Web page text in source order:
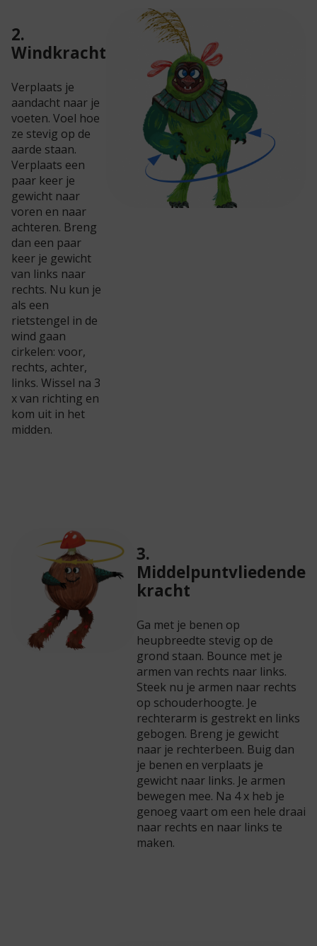
2.
Windkracht
Verplaats je
aandacht naar je
voeten. Voel hoe
ze stevig op de
aarde staan.
Verplaats een
paar keer je
gewicht naar
voren en naar
achteren. Breng
dan een paar
keer je gewicht
van links naar
rechts. Nu kun je
als een
rietstengel in de
wind gaan
cirkelen: voor,
rechts, achter,
links. Wissel na 3
x van richting en
kom uit in het
midden.
3.
Middelpuntvliedende
kracht
Ga met je benen op
heupbreedte stevig op de
grond staan. Bounce met je
armen van rechts naar links.
Steek nu je armen naar rechts
op schouderhoogte. Je
rechterarm is gestrekt en links
gebogen. Breng je gewicht
naar je rechterbeen. Buig dan
je benen en verplaats je
gewicht naar links. Je armen
bewegen mee. Na 4 x heb je
genoeg vaart om een hele draai
naar rechts en naar links te
maken.